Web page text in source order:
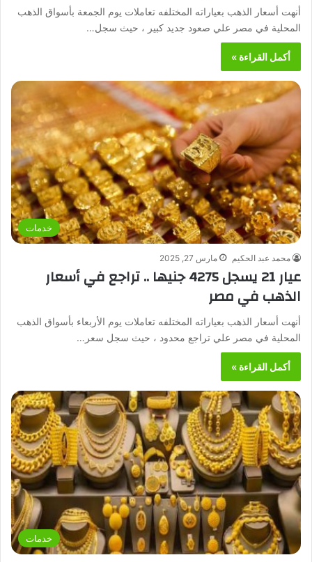
أنهت أسعار الذهب بعياراته المختلفه تعاملات يوم الجمعة بأسواق الذهب
المحلية في مصر علي صعود جديد كبير ، حيث سجل…
أكمل القراءة »
خدمات
محمد عبد الحكيم مارس 27, 2025
عيار 21 يسجل 4275 جنيها .. تراجع في أسعار
الذهب في مصر
أنهت أسعار الذهب بعياراته المختلفه تعاملات يوم الأربعاء بأسواق الذهب
المحلية في مصر علي تراجع محدود ، حيث سجل سعر…
أكمل القراءة »
خدمات